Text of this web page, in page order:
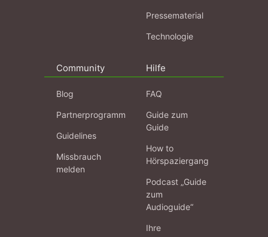
Pressematerial
Technologie
Community
Blog
Partnerprogramm
Guidelines
Missbrauch
melden
Hilfe
FAQ
Guide zum
Guide
How to
Hörspaziergang
Podcast „Guide
zum
Audioguide“
Ihre